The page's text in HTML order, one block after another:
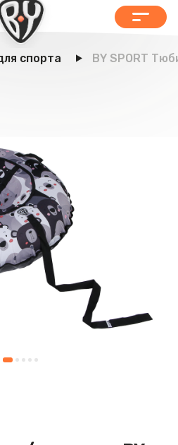
спорта BY SPORT